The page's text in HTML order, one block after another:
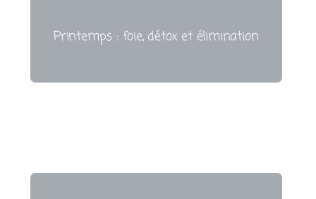
Printemps : foie, détox et élimination